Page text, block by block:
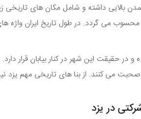
بالایی داشته و شامل مکان های تاریخی
می گردد. در طول تاریخ ایران واژه
حقیقت این شهر در کنار بیابان قرار
می کنند. از بنا های تاریخی مهم یزد نیز
در یزد